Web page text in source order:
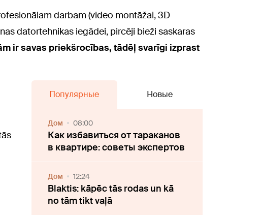
darbam (video montāžai, 3D
datortehnikas iegādei, pircēji bieži saskaras
ir savas priekšrocības, tādēļ svarīgi izprast
Популярные Новые
Дом 08:00
Как избавиться от тараканов
в квартире: советы экспертов
Дом 12:24
Blaktis: kāpēc tās rodas un kā
no tām tikt vaļā